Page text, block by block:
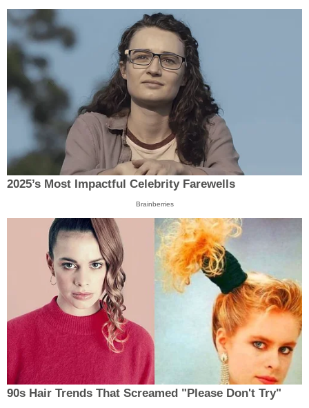
2025’s Most Impactful Celebrity Farewells
Brainberries
90s Hair Trends That Screamed "Please Don't Try"